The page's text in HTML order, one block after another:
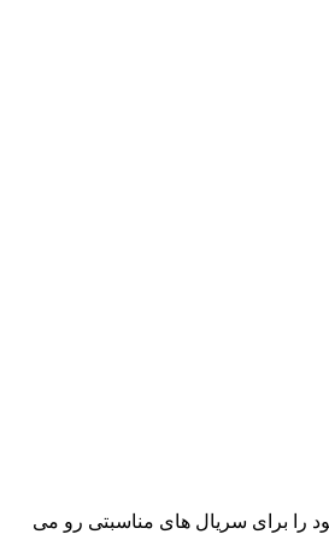
را برای سریال های مناسبتی رو می